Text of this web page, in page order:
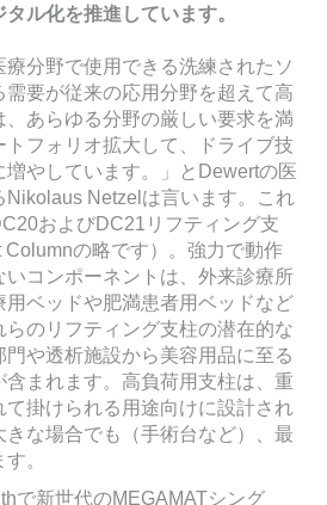
ル化を推進しています。
療分野で使用できる洗練されたソ
需要が従来の応用分野を超えて高
、あらゆる分野の厳しい要求を満
フォリオ拡大して、ドライブ技
やしています。」とDewertの医
Nikolaus Netzelは言います。これ
およびDC21リフティング支
の略です）。強力で動作
いコンポーネントは、外来診療所
用ベッドや肥満患者用ベッドなど
のリフティング支柱の潜在的な
や透析施設から美容用品に至る
含まれます。高負荷用支柱は、重
て掛けられる用途向けに設計され
な場合でも（手術台など）、最
。
で新世代のMEGAMATシング